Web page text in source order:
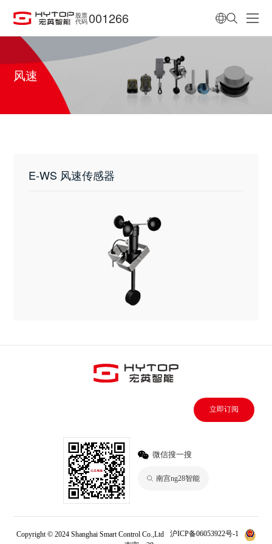
股票
代码 001266
风速
E-WS 风速传感器
立即订阅
微信搜一搜
南宫ng28智能
Copyright © 2024 Shanghai Smart Control Co.,Ltd
沪ICP备06053922号-1